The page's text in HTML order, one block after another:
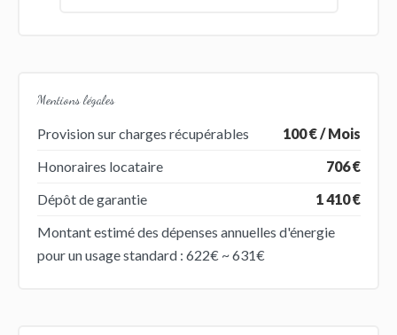
Mentions légales
Provision sur charges récupérables
100 € / Mois
Honoraires locataire
706 €
Dépôt de garantie
1 410 €
Montant estimé des dépenses annuelles d'énergie
pour un usage standard : 622€ ~ 631€